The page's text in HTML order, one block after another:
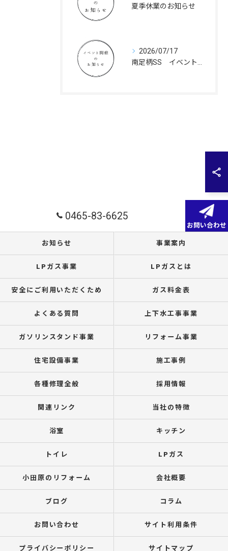
夏季休業のお知らせ
2026/07/17
0465-83-6625
お問い合わせ
お知らせ 事業案内
LPガス事業 LPガスとは
安全にご利用いただくため ガス料金表
よくある質問 上下水工事事業
ガソリンスタンド事業 リフォーム事業
住宅設備事業 施工事例
各種修理全般 採用情報
関連リンク 当社の特徴
浴室 キッチン
トイレ LPガス
小田原のリフォーム 会社概要
ブログ コラム
お問い合わせ サイト利用条件
プライバシーポリシー サイトマップ